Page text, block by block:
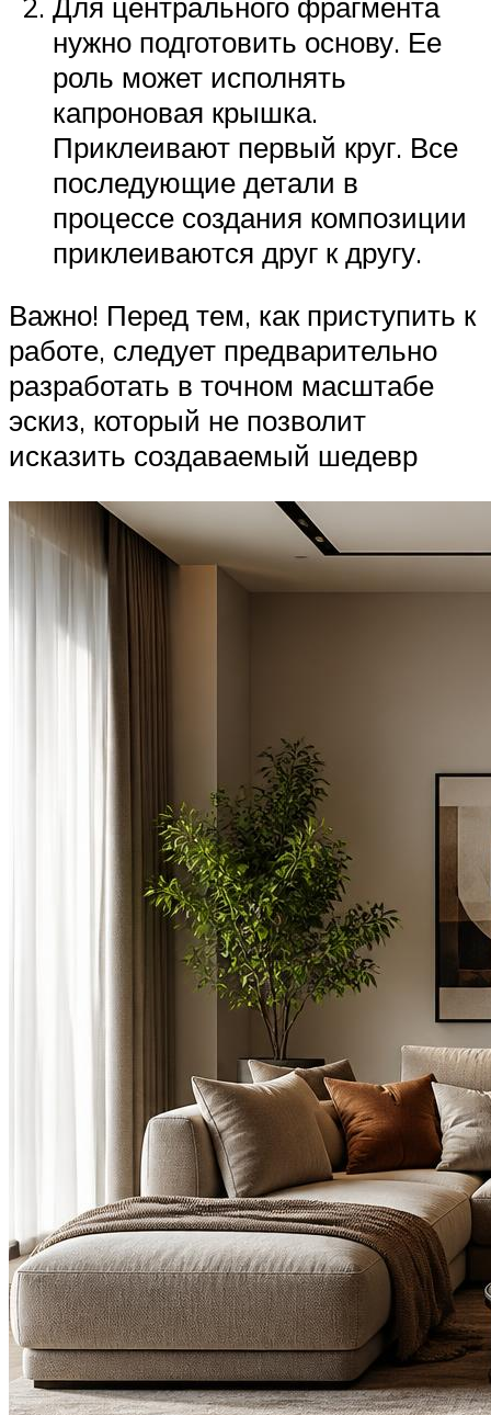
нужно подготовить основу. Ее
роль может исполнять
капроновая крышка.
Приклеивают первый круг. Все
последующие детали в
процессе создания композиции
приклеиваются друг к другу.
Важно! Перед тем, как приступить к
работе, следует предварительно
разработать в точном масштабе
эскиз, который не позволит
исказить создаваемый шедевр